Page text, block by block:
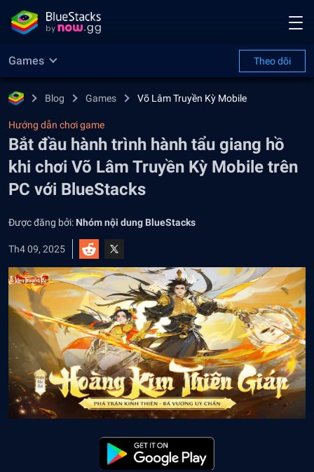
Games Theo dõi
Blog Games Võ Lâm Truyền Kỳ Mobile
Hướng dẫn chơi game
Bắt đầu hành trình hành tẩu giang hồ
khi chơi Võ Lâm Truyền Kỳ Mobile trên
PC với BlueStacks
Được đăng bởi: Nhóm nội dung BlueStacks
Th4 09, 2025